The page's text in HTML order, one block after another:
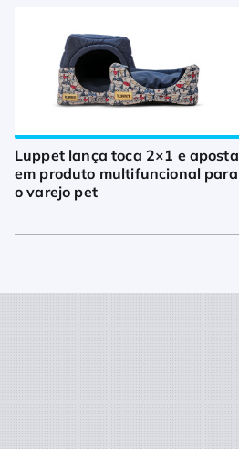
Luppet lança toca 2×1 e aposta
em produto multifuncional para
o varejo pet